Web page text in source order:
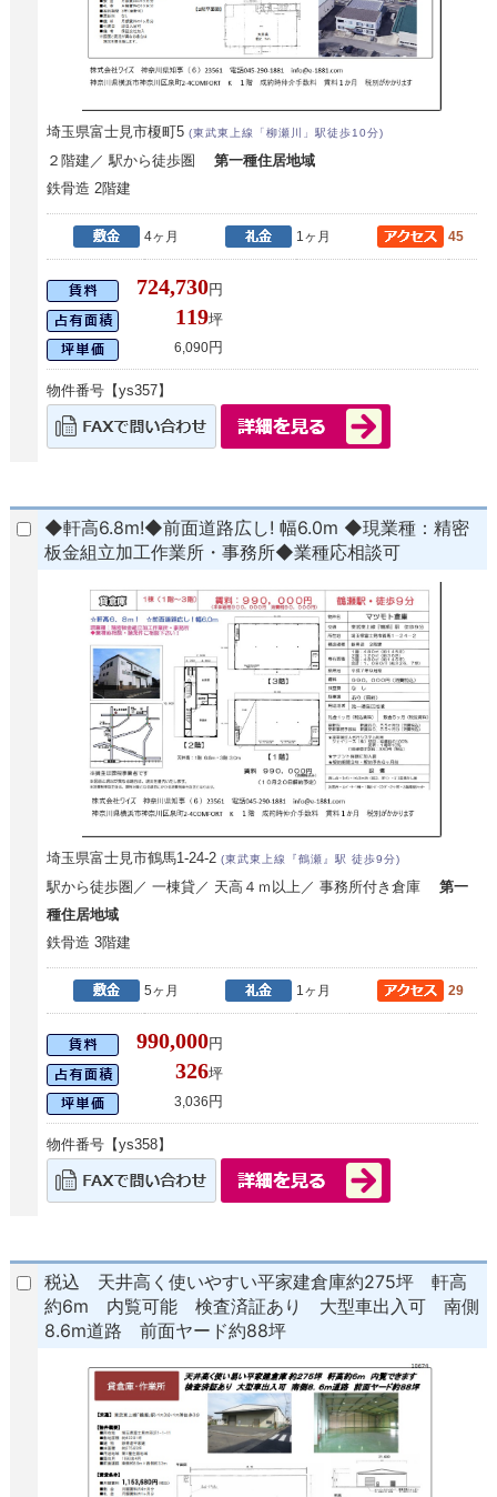
埼玉県富士見市榎町5(東武東上線「柳瀬川」駅徒歩10分)
２階建／ 駅から徒歩圏第一種住居地域
鉄骨造 2階建
4ヶ月 1ヶ月 45
724,730円
119坪
6,090円
物件番号【ys357】
◆軒高6.8m!◆前面道路広し! 幅6.0m ◆現業種：精密
板金組立加工作業所・事務所◆業種応相談可
埼玉県富士見市鶴馬1-24-2(東武東上線『鶴瀬』駅 徒歩9分)
駅から徒歩圏／ 一棟貸／ 天高４ｍ以上／ 事務所付き倉庫第一
種住居地域
鉄骨造 3階建
5ヶ月 1ヶ月 29
990,000円
326坪
3,036円
物件番号【ys358】
税込 天井高く使いやすい平家建倉庫約275坪 軒高
約6m 内覧可能 検査済証あり 大型車出入可 南側
8.6m道路 前面ヤード約88坪